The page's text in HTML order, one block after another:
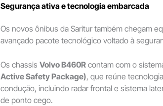
Segurança ativa e tecnologia embarcada
Os novos ônibus da Saritur também chegam
avançado pacote tecnológico voltado à
Os chassis Volvo B460R contam com o
Active Safety Package), que reúne
condução, incluindo radar frontal e sistema
de ponto cego.